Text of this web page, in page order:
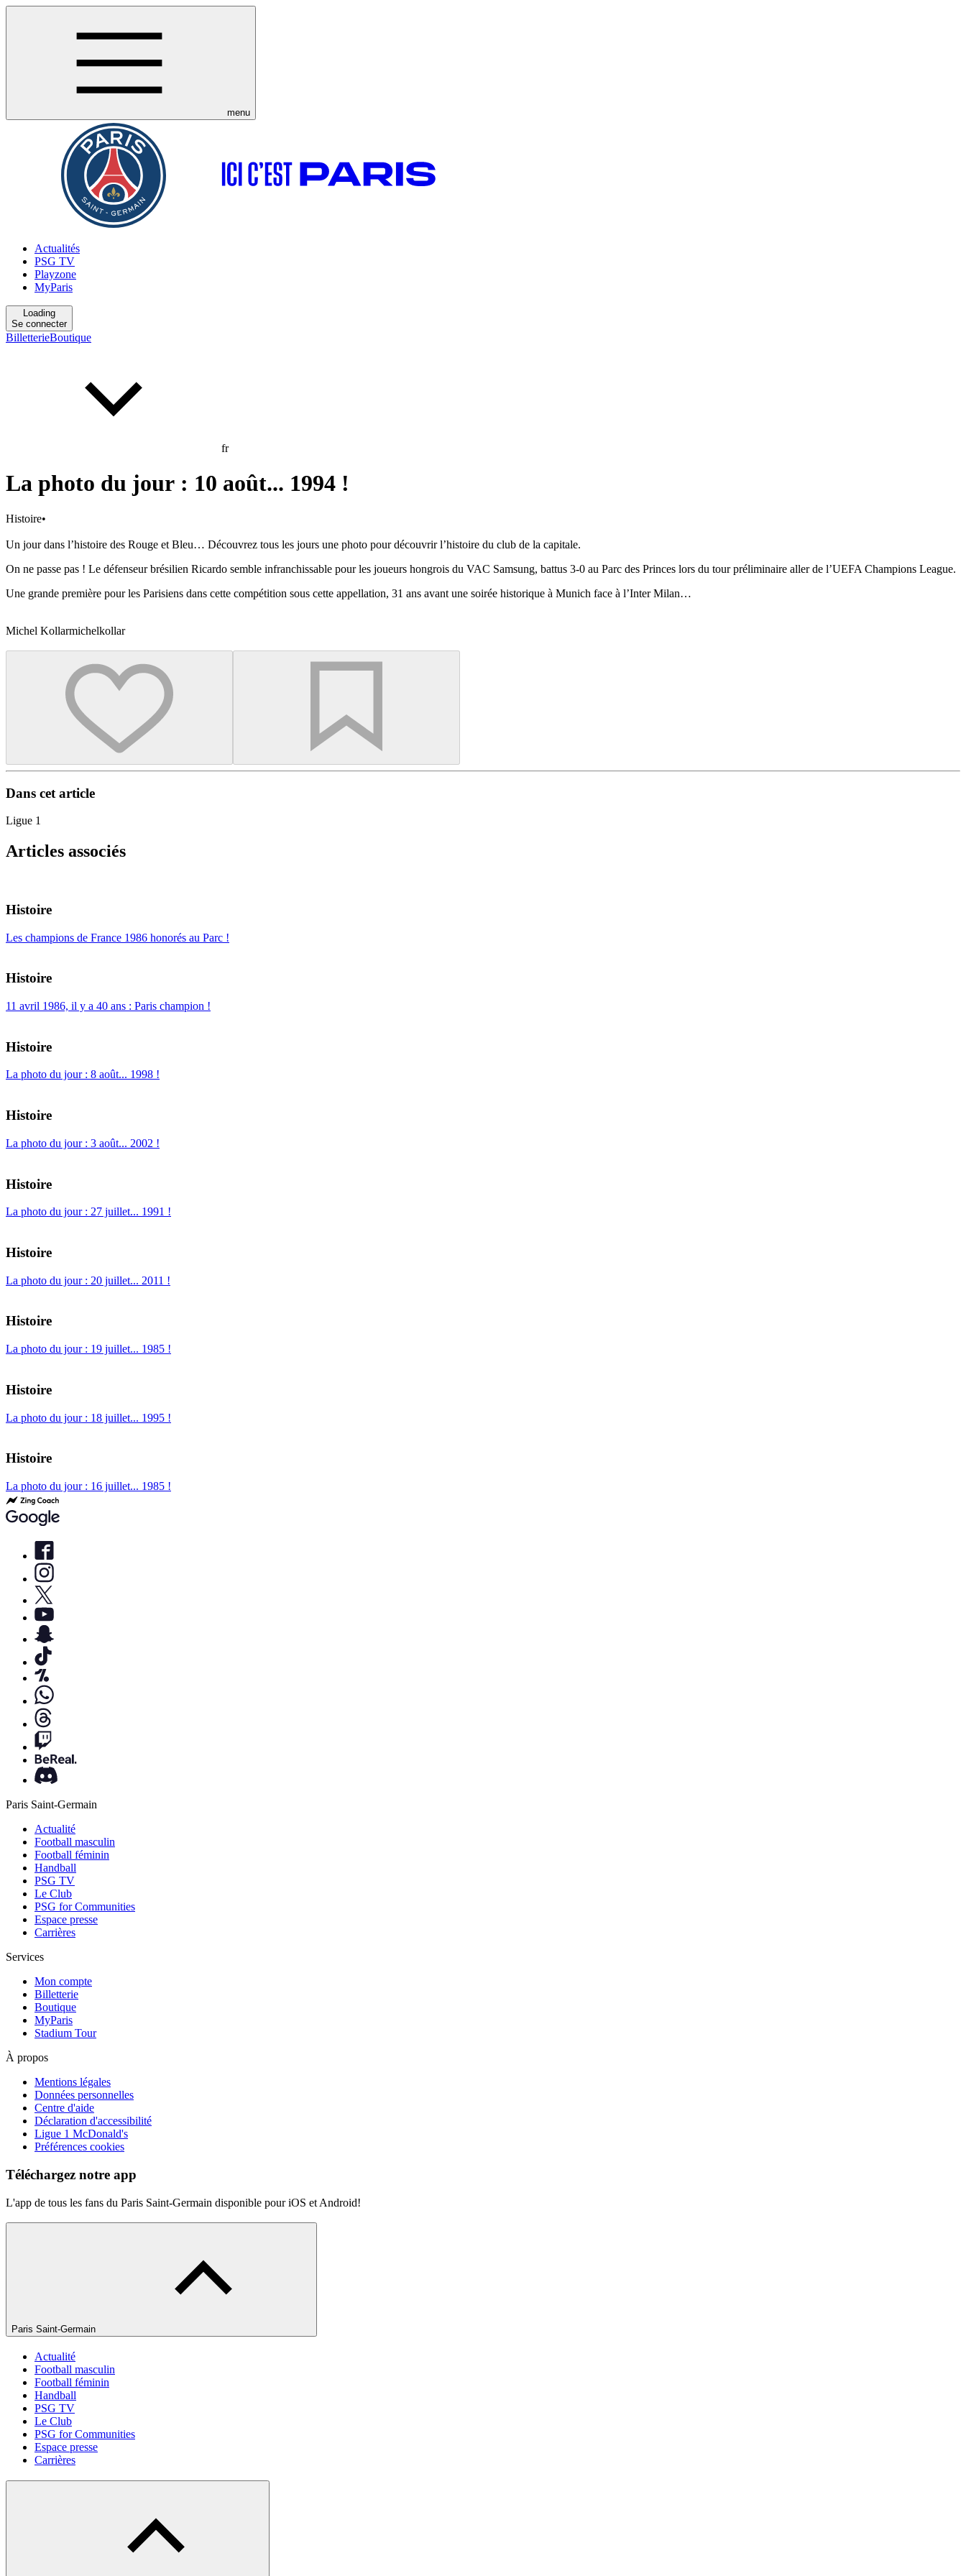
menu
Actualités
PSG TV
Playzone
MyParis
Loading
Se connecter
BilletterieBoutique
fr
La photo du jour : 10 août... 1994 !
Histoire•
Un jour dans l’histoire des Rouge et Bleu… Découvrez tous les jours une photo pour découvrir l’histoire du club de la capitale.
On ne passe pas ! Le défenseur brésilien Ricardo semble infranchissable pour les joueurs hongrois du VAC Samsung, battus 3-0 au Parc des Princes lors du tour préliminaire aller de l’UEFA Champions League.
Une grande première pour les Parisiens dans cette compétition sous cette appellation, 31 ans avant une soirée historique à Munich face à l’Inter Milan…
Michel Kollarmichelkollar
Dans cet article
Ligue 1
Articles associés
Histoire
Les champions de France 1986 honorés au Parc !
Histoire
11 avril 1986, il y a 40 ans : Paris champion !
Histoire
La photo du jour : 8 août... 1998 !
Histoire
La photo du jour : 3 août... 2002 !
Histoire
La photo du jour : 27 juillet... 1991 !
Histoire
La photo du jour : 20 juillet... 2011 !
Histoire
La photo du jour : 19 juillet... 1985 !
Histoire
La photo du jour : 18 juillet... 1995 !
Histoire
La photo du jour : 16 juillet... 1985 !
Paris Saint-Germain
Actualité
Football masculin
Football féminin
Handball
PSG TV
Le Club
PSG for Communities
Espace presse
Carrières
Services
Mon compte
Billetterie
Boutique
MyParis
Stadium Tour
À propos
Mentions légales
Données personnelles
Centre d'aide
Déclaration d'accessibilité
Ligue 1 McDonald's
Préférences cookies
Téléchargez notre app
L'app de tous les fans du Paris Saint-Germain disponible pour iOS et Android!
Paris Saint-Germain
Actualité
Football masculin
Football féminin
Handball
PSG TV
Le Club
PSG for Communities
Espace presse
Carrières